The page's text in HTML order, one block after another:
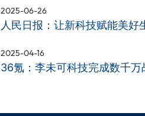
2025-06-26
人民日报：让新科技赋能美好
2025-04-16